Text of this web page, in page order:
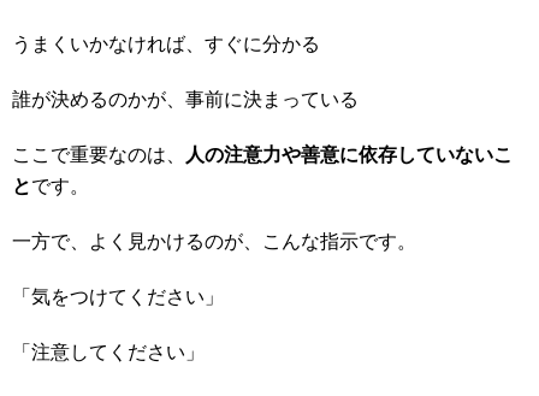
うまくいかなければ、すぐに分かる
誰が決めるのかが、事前に決まっている
ここで重要なのは、
人の注意力や善意に依存していないこ
とです。
一方で、よく見かけるのが、こんな指示です。
「気をつけてください」
「注意してください」